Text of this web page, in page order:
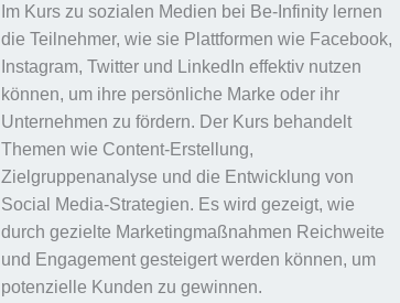
Im Kurs zu sozialen Medien bei Be-Infinity lernen
die Teilnehmer, wie sie Plattformen wie Facebook,
Instagram, Twitter und LinkedIn effektiv nutzen
können, um ihre persönliche Marke oder ihr
Unternehmen zu fördern. Der Kurs behandelt
Themen wie Content-Erstellung,
Zielgruppenanalyse und die Entwicklung von
Social Media-Strategien. Es wird gezeigt, wie
durch gezielte Marketingmaßnahmen Reichweite
und Engagement gesteigert werden können, um
potenzielle Kunden zu gewinnen.